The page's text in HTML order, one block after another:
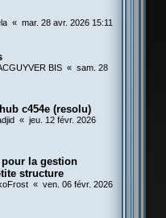
« mar. 28 avr. 2026 15:11
BIS « sam. 28
c454e (resolu)
« jeu. 12 févr. 2026
pour la gestion
structure
« ven. 06 févr. 2026